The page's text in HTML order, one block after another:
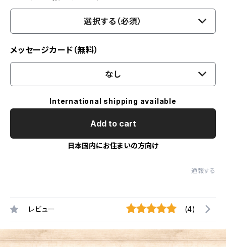
選択する（必須）
メッセージカード（無料）
なし
International shipping available
Add to cart
日本国内にお住まいの方向け
通報する
レビュー (4)